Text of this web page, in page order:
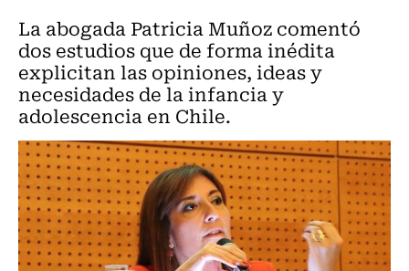
La abogada Patricia Muñoz comentó
dos estudios que de forma inédita
explicitan las opiniones, ideas y
necesidades de la infancia y
adolescencia en Chile.